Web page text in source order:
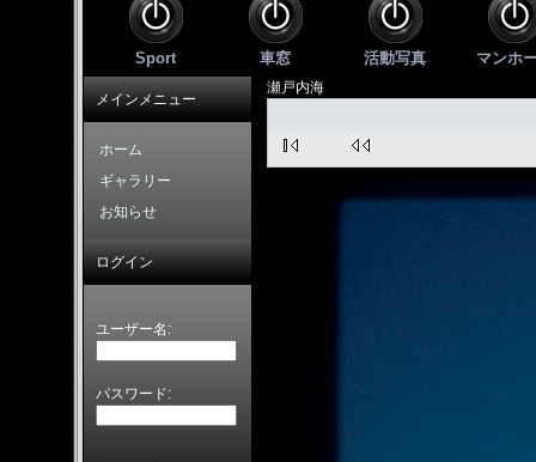
Sport 車窓 活動写真 マンホ
瀬戸内海
メインメニュー
ホーム
ギャラリー
お知らせ
ログイン
ユーザー名:
パスワード: